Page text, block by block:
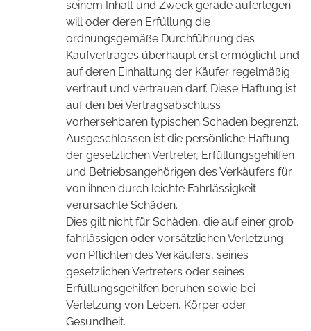
seinem Inhalt und Zweck gerade auferlegen
will oder deren Erfüllung die
ordnungsgemäße Durchführung des
Kaufvertrages überhaupt erst ermöglicht und
auf deren Einhaltung der Käufer regelmäßig
vertraut und vertrauen darf. Diese Haftung ist
auf den bei Vertragsabschluss
vorhersehbaren typischen Schaden begrenzt.
Ausgeschlossen ist die persönliche Haftung
der gesetzlichen Vertreter, Erfüllungsgehilfen
und Betriebsangehörigen des Verkäufers für
von ihnen durch leichte Fahrlässigkeit
verursachte Schäden.
Dies gilt nicht für Schäden, die auf einer grob
fahrlässigen oder vorsätzlichen Verletzung
von Pflichten des Verkäufers, seines
gesetzlichen Vertreters oder seines
Erfüllungsgehilfen beruhen sowie bei
Verletzung von Leben, Körper oder
Gesundheit.